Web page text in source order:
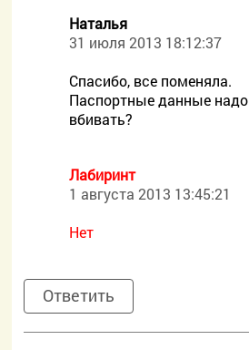
Наталья
31 июля 2013 18:12:37
Спасибо, все поменяла.
Паспортные данные надо
вбивать?
Лабиринт
1 августа 2013 13:45:21
Нет
Ответить